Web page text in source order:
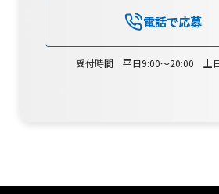
電話で応募
受付時間 平日9:00～20:00 土